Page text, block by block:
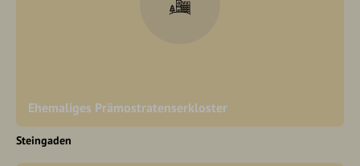
Ehemaliges Prämostratenserkloster
Steingaden